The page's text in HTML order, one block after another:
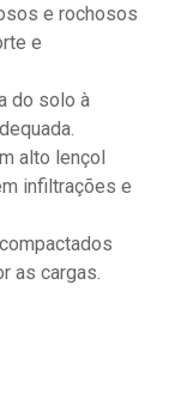
e rochosos
e
do solo à
alto lençol
infiltrações e
as cargas.